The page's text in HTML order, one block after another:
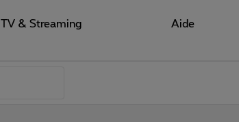
TV & Streaming Aide